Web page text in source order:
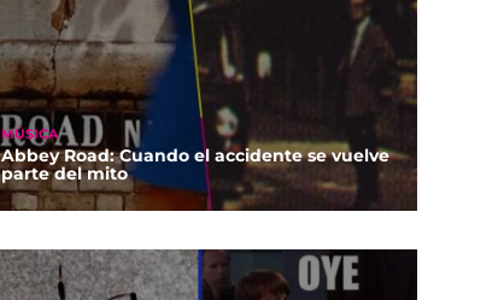
MÚSICA
Abbey Road: Cuando el accidente se vuelve
parte del mito